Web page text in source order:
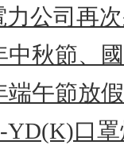
力公司再
中秋節、
端午節放
YD(K)口